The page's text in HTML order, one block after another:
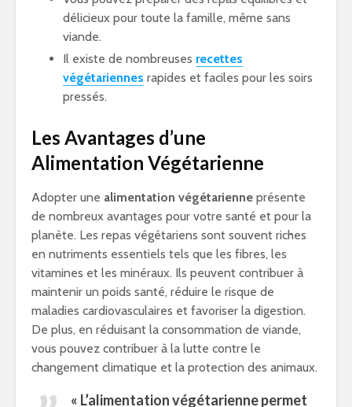
délicieux pour toute la famille, même sans
viande.
Il existe de nombreuses recettes
végétariennes rapides et faciles pour les soirs
pressés.
Les Avantages d’une
Alimentation Végétarienne
Adopter une alimentation végétarienne présente
de nombreux avantages pour votre santé et pour la
planète. Les repas végétariens sont souvent riches
en nutriments essentiels tels que les fibres, les
vitamines et les minéraux. Ils peuvent contribuer à
maintenir un poids santé, réduire le risque de
maladies cardiovasculaires et favoriser la digestion.
De plus, en réduisant la consommation de viande,
vous pouvez contribuer à la lutte contre le
changement climatique et la protection des animaux.
« L’alimentation végétarienne permet